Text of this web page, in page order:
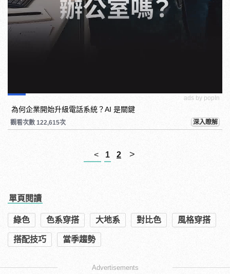
ads by popIn
為何企業開始升級電話系統？AI 是關鍵
觀看次數 122,615次 深入瞭解
< 1 2 >
單頁閱讀
綠色 色系穿搭 大地系 對比色 風格穿搭
搭配技巧 當季趨勢
Advertisements